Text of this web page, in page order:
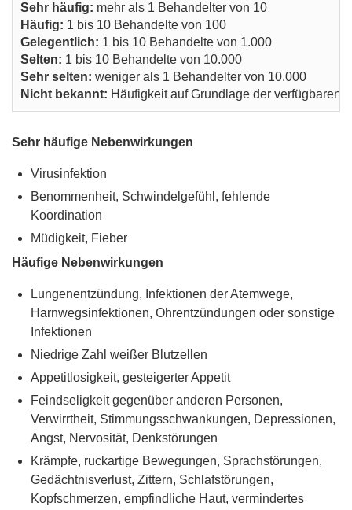
Sehr häufig: mehr als 1 Behandelter von 10
Häufig: 1 bis 10 Behandelte von 100
Gelegentlich: 1 bis 10 Behandelte von 1.000
Selten: 1 bis 10 Behandelte von 10.000
Sehr selten: weniger als 1 Behandelter von 10.000
Nicht bekannt: Häufigkeit auf Grundlage der verfügbaren
Sehr häufige Nebenwirkungen
Virusinfektion
Benommenheit, Schwindelgefühl, fehlende
Koordination
Müdigkeit, Fieber
Häufige Nebenwirkungen
Lungenentzündung, Infektionen der Atemwege,
Harnwegsinfektionen, Ohrentzündungen oder sonstige
Infektionen
Niedrige Zahl weißer Blutzellen
Appetitlosigkeit, gesteigerter Appetit
Feindseligkeit gegenüber anderen Personen,
Verwirrtheit, Stimmungsschwankungen, Depressionen,
Angst, Nervosität, Denkstörungen
Krämpfe, ruckartige Bewegungen, Sprachstörungen,
Gedächtnisverlust, Zittern, Schlafstörungen,
Kopfschmerzen, empfindliche Haut, vermindertes